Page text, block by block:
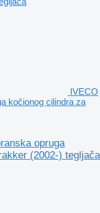
IVECO
kočionog cilindra za
opruga
(2002-) tegljača